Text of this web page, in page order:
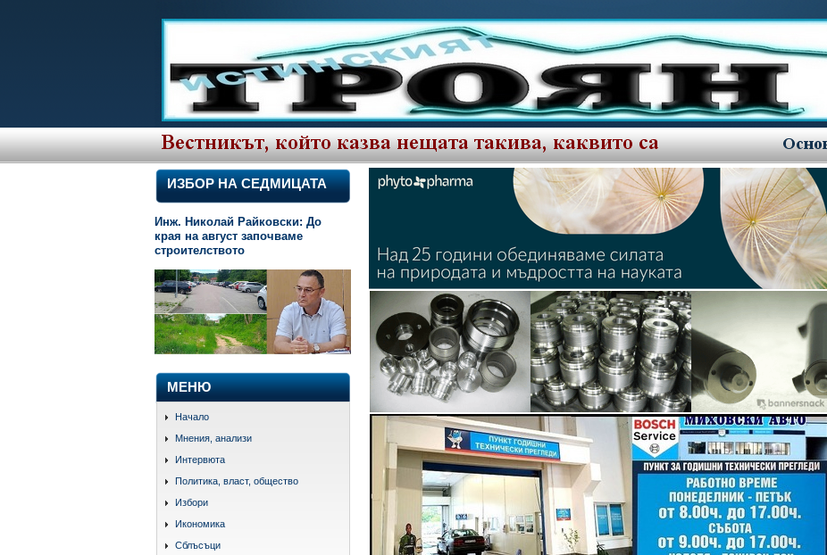
ИЗБОР НА СЕДМИЦАТА
Инж. Николай Райковски: До
края на август започваме
строителството
МЕНЮ
Начало
Мнения, анализи
Интервюта
Политика, власт, общество
Избори
Икономика
Сблъсъци